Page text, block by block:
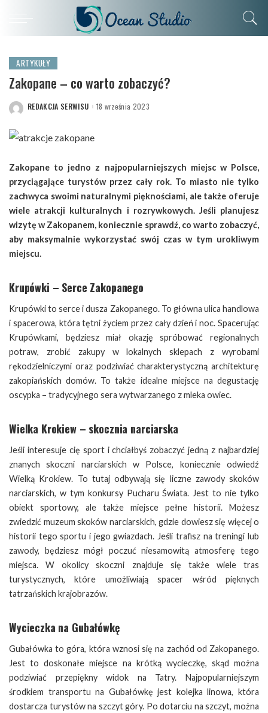
ARTYKUŁY
Zakopane – co warto zobaczyć?
POSTED
REDAKCJA SERWISU 18 września 2023
Zakopane to jedno z najpopularniejszych miejsc w Polsce,
przyciągające turystów przez cały rok. To miasto nie tylko
zachwyca swoimi naturalnymi pięknościami, ale także oferuje
wiele atrakcji kulturalnych i rozrywkowych. Jeśli planujesz
wizytę w Zakopanem, koniecznie sprawdź, co warto zobaczyć,
aby maksymalnie wykorzystać swój czas w tym urokliwym
miejscu.
Krupówki – Serce Zakopanego
Krupówki to serce i dusza Zakopanego. To główna ulica handlowa
i spacerowa, która tętni życiem przez cały dzień i noc. Spacerując
Krupówkami, będziesz miał okazję spróbować regionalnych
potraw, zrobić zakupy w lokalnych sklepach z wyrobami
rękodzielniczymi oraz podziwiać charakterystyczną architekturę
zakopiańskich domów. To także idealne miejsce na degustację
oscypka – tradycyjnego sera wytwarzanego z mleka owiec.
Wielka Krokiew – skocznia narciarska
Jeśli interesuje cię sport i chciałbyś zobaczyć jedną z najbardziej
znanych skoczni narciarskich w Polsce, koniecznie odwiedź
Wielką Krokiew. To tutaj odbywają się liczne zawody skoków
narciarskich, w tym konkursy Pucharu Świata. Jest to nie tylko
obiekt sportowy, ale także miejsce pełne historii. Możesz
zwiedzić muzeum skoków narciarskich, gdzie dowiesz się więcej o
historii tego sportu i jego gwiazdach. Jeśli trafisz na treningi lub
zawody, będziesz mógł poczuć niesamowitą atmosferę tego
miejsca. W okolicy skoczni znajduje się także wiele tras
turystycznych, które umożliwiają spacer wśród pięknych
tatrzańskich krajobrazów.
Wycieczka na Gubałówkę
Gubałówka to góra, która wznosi się na zachód od Zakopanego.
Jest to doskonałe miejsce na krótką wycieczkę, skąd można
podziwiać przepiękny widok na Tatry. Najpopularniejszym
środkiem transportu na Gubałówkę jest kolejka linowa, która
dostarcza turystów na szczyt góry. Po dotarciu na szczyt, można